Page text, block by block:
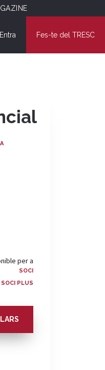
Entra Fes-te del TRESC
per a
SOCI
SOCI PLUS